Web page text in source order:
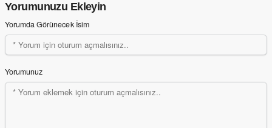
Yorumunuzu Ekleyin
Yorumda Görünecek İsim
Yorumunuz